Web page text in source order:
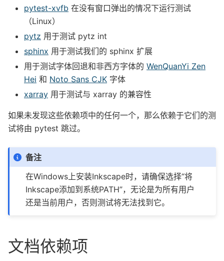
pytest-xvfb 在没有窗口弹出的情况下运行测试
（Linux）
pytz 用于测试 pytz int
sphinx 用于测试我们的 sphinx 扩展
用于测试字体回退和非西方字体的 WenQuanYi Zen
Hei 和 Noto Sans CJK 字体
xarray 用于测试与 xarray 的兼容性
如果未发现这些依赖项中的任何一个，那么依赖于它们的测
试将由 pytest 跳过。
备注
在Windows上安装Inkscape时，请确保选择“将
Inkscape添加到系统PATH”，无论是为所有用户
还是当前用户，否则测试将无法找到它。
文档依赖项